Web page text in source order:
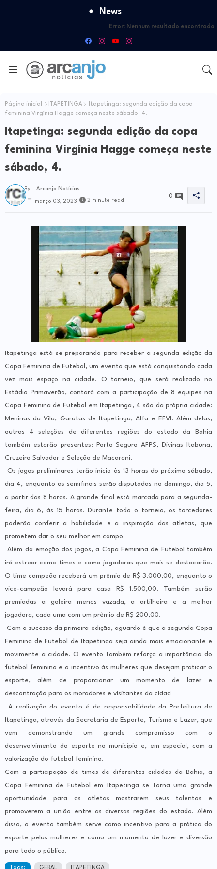
News
Error: Nenhum resultado encontrado
Página inicial ITAPETINGA
Itapetinga: segunda edição da copa
feminina Virgínia Hagge começa neste sábado, 4.
Itapetinga: segunda edição da copa
feminina Virgínia Hagge começa neste
sábado, 4.
By - Arcanjo Notícias
março 03, 2023 2 minute read
0
Itapetinga está se preparando para receber a segunda edição da
Copa Feminina de Futebol, um evento que está conquistando cada
vez mais espaço na cidade. O torneio, que será realizado no
Estádio Primaverão, contará com a participação de 8 equipes na
Copa Feminina de Futebol em Itapetinga, 4 são da própria cidade:
Meninas da Vila, Garotas de Itapetinga, Alfa e EFVI. Além delas,
outras 4 seleções de diferentes regiões do estado da Bahia
também estarão presentes: Porto Seguro AFPS, Divinas Itabuna,
Cruzeiro Salvador e Seleção de Macarani.
Os jogos preliminares terão início às 13 horas do próximo sábado,
dia 4, enquanto as semifinais serão disputadas no domingo, dia 5,
a partir das 8 horas. A grande final está marcada para a segunda-
feira, dia 6, às 15 horas. Durante todo o torneio, os torcedores
poderão conferir a habilidade e a inspiração das atletas, que
prometem dar o seu melhor em campo.
Além da emoção dos jogos, a Copa Feminina de Futebol também
irá estrear como times e como jogadoras que mais se destacarão.
O time campeão receberá um prêmio de R$ 3.000,00, enquanto o
vice-campeão levará para casa R$ 1.500,00. Também serão
premiadas a goleira menos vazada, a artilheira e a melhor
jogadora, cada uma com um prêmio de R$ 200,00.
Com o sucesso da primeira edição, aguardo é que a segunda Copa
Feminina de Futebol de Itapetinga seja ainda mais emocionante e
movimente a cidade. O evento também reforça a importância do
futebol feminino e o incentivo às mulheres que desejam praticar o
esporte, além de proporcionar um momento de lazer e
descontração para os moradores e visitantes da cidad
A realização do evento é de responsabilidade da Prefeitura de
Itapetinga, através da Secretaria de Esporte, Turismo e Lazer, que
vem demonstrando um grande compromisso com o
desenvolvimento do esporte no município e, em especial, com a
valorização do futebol feminino.
Com a participação de times de diferentes cidades da Bahia, a
Copa Feminina de Futebol em Itapetinga se torna uma grande
oportunidade para as atletas mostrarem seus talentos e
promoverem a união entre as diversas regiões do estado. Além
disso, o evento também serve como incentivo para a prática do
esporte pelas mulheres e como um momento de lazer e diversão
para todo o público.
Tags: GERAL ITAPETINGA